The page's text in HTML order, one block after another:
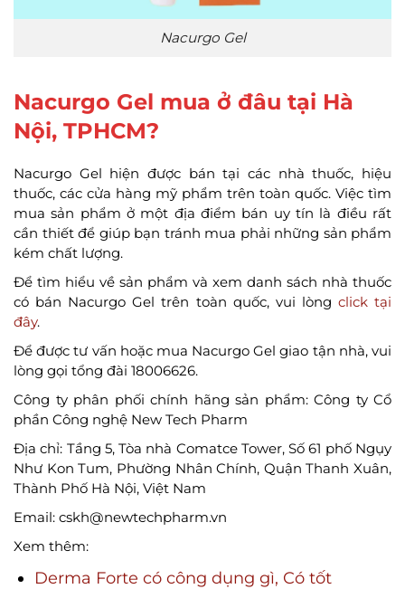
Nacurgo Gel
Nacurgo Gel mua ở đâu tại Hà
Nội, TPHCM?
Nacurgo Gel hiện được bán tại các nhà thuốc, hiệu
thuốc, các cửa hàng mỹ phẩm trên toàn quốc. Việc tìm
mua sản phẩm ở một địa điểm bán uy tín là điều rất
cần thiết để giúp bạn tránh mua phải những sản phẩm
kém chất lượng.
Để tìm hiểu về sản phẩm và xem danh sách nhà thuốc
có bán Nacurgo Gel trên toàn quốc, vui lòng click tại
đây.
Để được tư vấn hoặc mua Nacurgo Gel giao tận nhà, vui
lòng gọi tổng đài 18006626.
Công ty phân phối chính hãng sản phẩm: Công ty Cổ
phần Công nghệ New Tech Pharm
Địa chỉ: Tầng 5, Tòa nhà Comatce Tower, Số 61 phố Ngụy
Như Kon Tum, Phường Nhân Chính, Quận Thanh Xuân,
Thành Phố Hà Nội, Việt Nam
Email: cskh@newtechpharm.vn
Xem thêm:
Derma Forte có công dụng gì, Có tốt